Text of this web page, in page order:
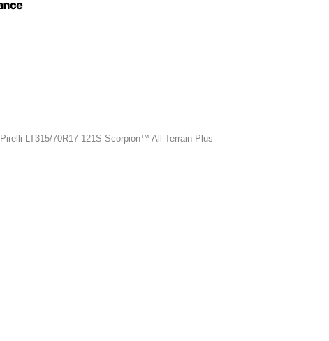
Pirelli LT315/70R17 121S Scorpion™ All Terrain Plus